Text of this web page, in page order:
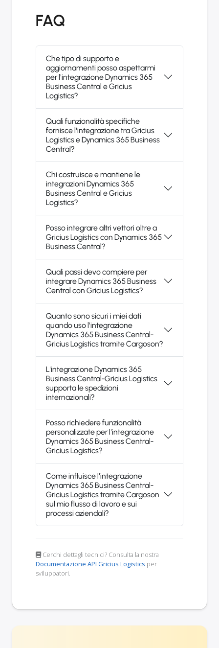
FAQ
Che tipo di supporto e
aggiornamenti posso aspettarmi
per l'integrazione Dynamics 365
Business Central e Gricius
Logistics?
Quali funzionalità specifiche
fornisce l'integrazione tra Gricius
Logistics e Dynamics 365 Business
Central?
Chi costruisce e mantiene le
integrazioni Dynamics 365
Business Central e Gricius
Logistics?
Posso integrare altri vettori oltre a
Gricius Logistics con Dynamics 365
Business Central?
Quali passi devo compiere per
integrare Dynamics 365 Business
Central con Gricius Logistics?
Quanto sono sicuri i miei dati
quando uso l'integrazione
Dynamics 365 Business Central-
Gricius Logistics tramite Cargoson?
L'integrazione Dynamics 365
Business Central-Gricius Logistics
supporta le spedizioni
internazionali?
Posso richiedere funzionalità
personalizzate per l'integrazione
Dynamics 365 Business Central-
Gricius Logistics?
Come influisce l'integrazione
Dynamics 365 Business Central-
Gricius Logistics tramite Cargoson
sul mio flusso di lavoro e sui
processi aziendali?
Cerchi dettagli tecnici? Consulta la nostra
Documentazione API Gricius Logistics per
sviluppatori.